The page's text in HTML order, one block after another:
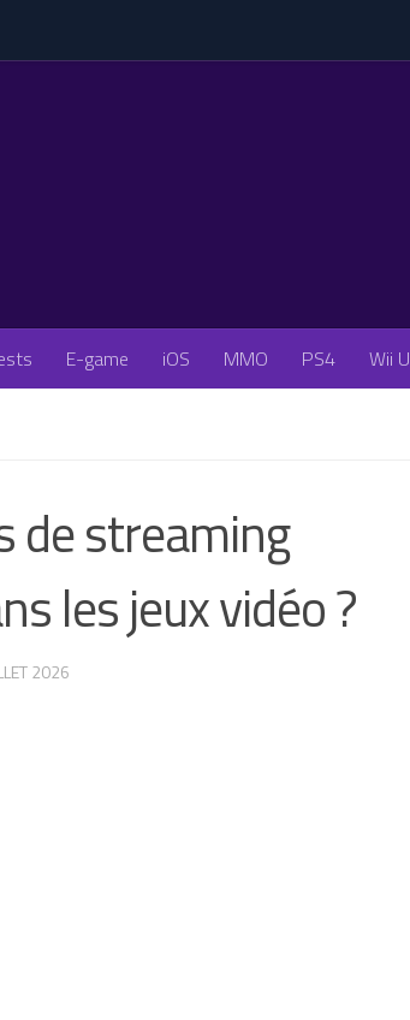
E-game iOS MMO PS4 Wii U
de streaming
les jeux vidéo ?
2026